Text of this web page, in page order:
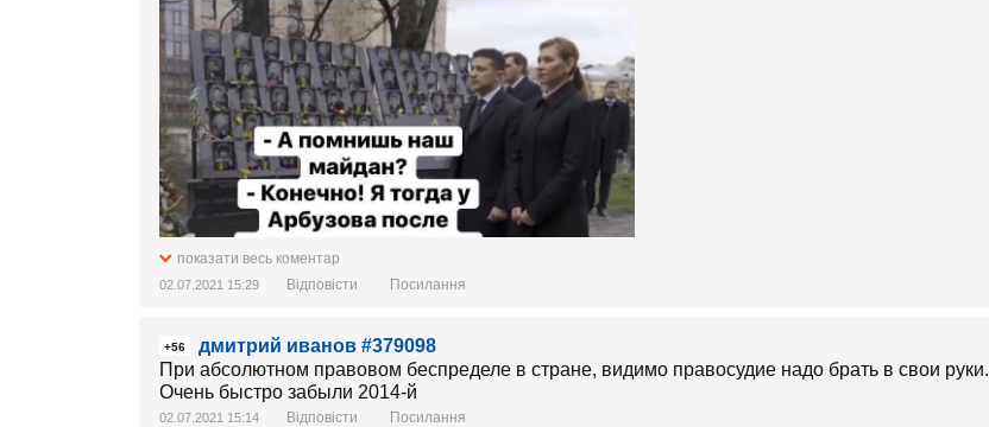
показати весь коментар
02.07.2021 15:29 Відповісти Посилання
+56
дмитрий иванов #379098
При абсолютном правовом беспределе в стране, видимо правосудие надо брать в свои руки.
Очень быстро забыли 2014-й
02.07.2021 15:14 Відповісти Посилання